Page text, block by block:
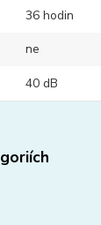
36 hodin
ne
40 dB